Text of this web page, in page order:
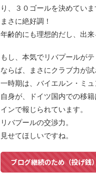
り、３０ゴールを決めていま
まさに絶好調！
年齢的にも理想的だし、出
もし、本気でリバプールが
ならば、まさにクラブ力が試
一時期は、バイエルン・ミ
自身が、ドイツ国内での移
インで報じられています。
リバプールの交渉力。
見せてほしいですね。
ブログ継続のため（投げ銭